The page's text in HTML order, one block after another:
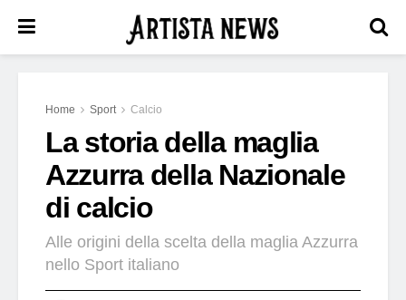
Home Sport Calcio
La storia della maglia
Azzurra della Nazionale
di calcio
Alle origini della scelta della maglia Azzurra
nello Sport italiano